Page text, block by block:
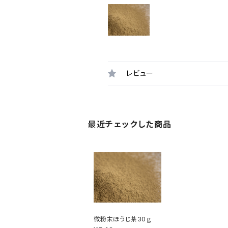
レビュー
最近チェックした商品
微粉末ほうじ茶30ｇ